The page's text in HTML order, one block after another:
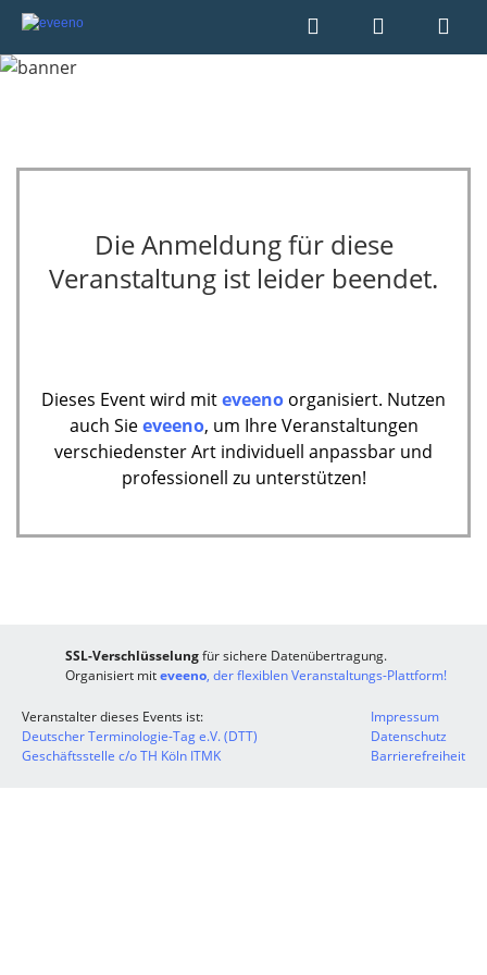
Die Anmeldung für diese
Veranstaltung ist leider beendet.
Dieses Event wird miteveeno organisiert. Nutzen
auch Sieeveeno, um Ihre Veranstaltungen
verschiedenster Art individuell anpassbar und
professionell zu unterstützen!
SSL-Verschlüsselungfür sichere Datenübertragung.
Organisiert miteveeno, der flexiblen Veranstaltungs-Plattform!
Veranstalter dieses Events ist:
Deutscher Terminologie-Tag e.V. (DTT)
Geschäftsstelle c/o TH Köln ITMK
Impressum
Datenschutz
Barrierefreiheit